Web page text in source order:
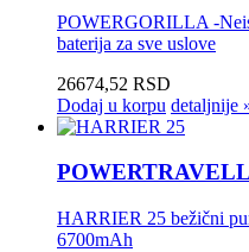
POWERGORILLA -
baterija za sve uslove
26674,52 RSD
Dodaj u korpu detaljnije
HARRIER 25 bežični
6700mAh